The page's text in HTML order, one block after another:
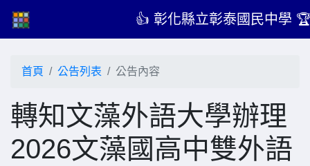
👍 彰化縣立彰泰國民中學
首頁 公告列表 公告內容
轉知文藻外語大學辦理
2026文藻國高中雙外語